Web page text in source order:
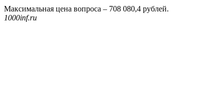
Максимальная цена вопроса – 708 080,4 рублей.
1000inf.ru